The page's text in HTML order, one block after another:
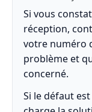
Si vous
réception,
votre numéro
problème et
concerné.
Si le défaut